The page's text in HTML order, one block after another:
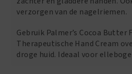
verzorgen van de nagelriemen.
Gebruik Palmer’s Cocoa Butter
Therapeutische Hand Cream
droge huid. Ideaal voor